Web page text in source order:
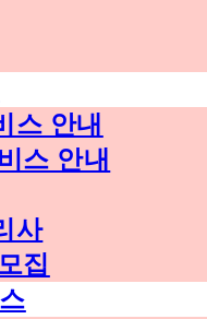
스 안내
스 안내
사
집